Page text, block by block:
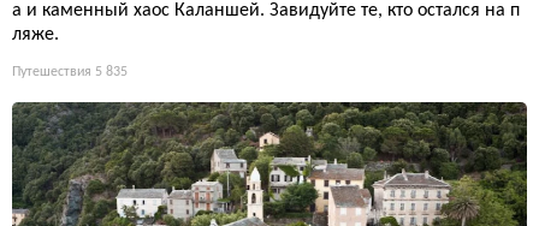
а и каменный хаос Каланшей. Завидуйте те, кто остался на п
ляже.
Путешествия 5 835